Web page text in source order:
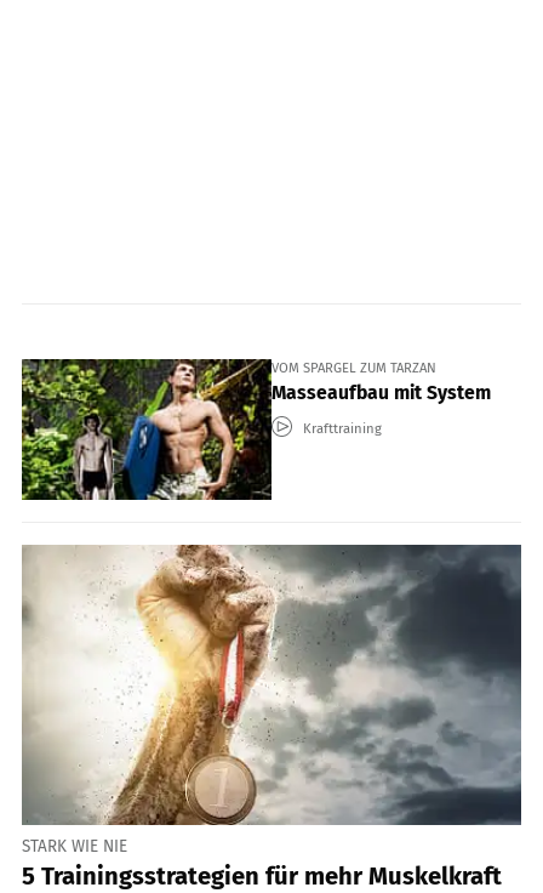
VOM SPARGEL ZUM TARZAN
Masseaufbau mit System
Krafttraining
STARK WIE NIE
5 Trainingsstrategien für mehr Muskelkraft